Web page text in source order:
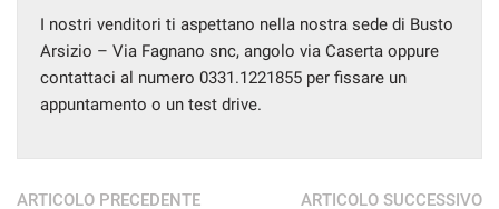
I nostri venditori ti aspettano nella nostra sede di Busto
Arsizio – Via Fagnano snc, angolo via Caserta oppure
contattaci al numero 0331.1221855 per fissare un
appuntamento o un test drive.
ARTICOLO PRECEDENTE ARTICOLO SUCCESSIVO
le
impostazioni